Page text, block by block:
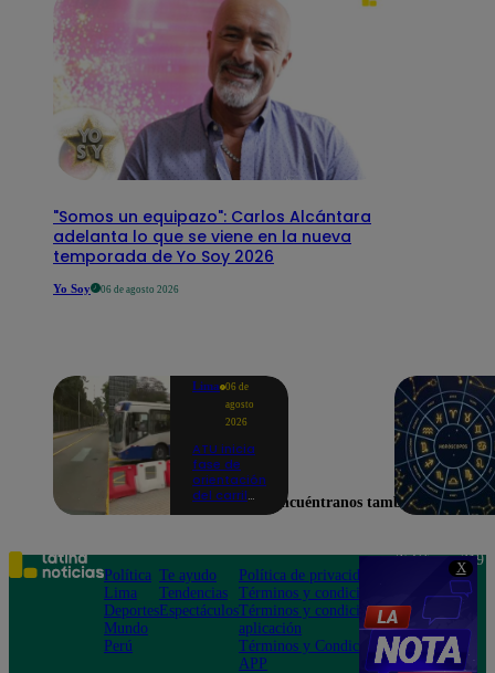
X
"Somos un equipazo": Carlos Alcántara
adelanta lo que se viene en la nueva
temporada de Yo Soy 2026
Yo Soy 06 de agosto 2026
Lima 06 de
agosto
2026
ATU inicia
fase de
orientación
del carril
Azul en la
av.
Arequipa |
VIDEO
Encuéntranos también en
Política
Lima
Deportes
Mundo
Perú
Te ayudo
Tendencias
Espectáculos
Política de privacidad
Términos y condiciones
Términos y condiciones
aplicación
Términos y Condiciones
APP
Teléfono: 219
Av. San
Felipe 968
Jesús María